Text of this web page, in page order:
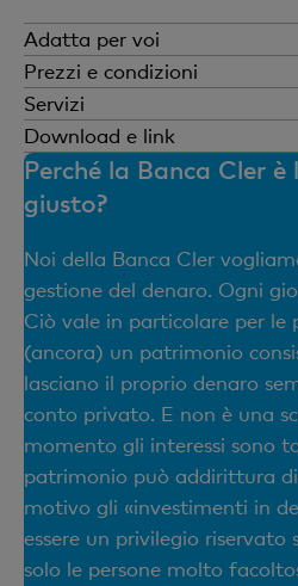
Adatta per voi
Soluzione
Se intendete contenere i
piccola quota del capitale in
assicurare il vostro reddito.
Soluzione
Se intendete esporvi a un
senza puntare
Soluzione
Se accettate un rischio
prevalentemente in azioni.
Prezzi e condizioni
Diritti di custodia
gratuiti
Commissioni di borsa
gratuiti
Estratto della performance
gratuiti
Opzione piano di risparmio
gratuiti
Servizi
Investimenti strategici
CHF
finanziari navigati.
versamenti e prelevamenti.
Selezione degli
principio «best-in-
Investimento in un fondo
principio «best-in-class».
Rendicontazione
Download e link
Soluzione
Soluzione d’investimento
Soluzione
Factsheet sul Conto
Perché la Banca Cler
giusto?
Noi della Banca Cler
gestione del denaro. Ogni
Ciò vale in particolare per le
(ancora) un patrimonio
lasciano il proprio denaro
conto privato. E non è una
momento gli interessi sono
patrimonio può addirittura
motivo gli «investimenti in
essere un privilegio riservato
solo le persone molto